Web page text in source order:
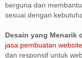
berguna dan
sesuai dengan
Desain yang Menarik
jasa pembuatan website
dan responsif untuk